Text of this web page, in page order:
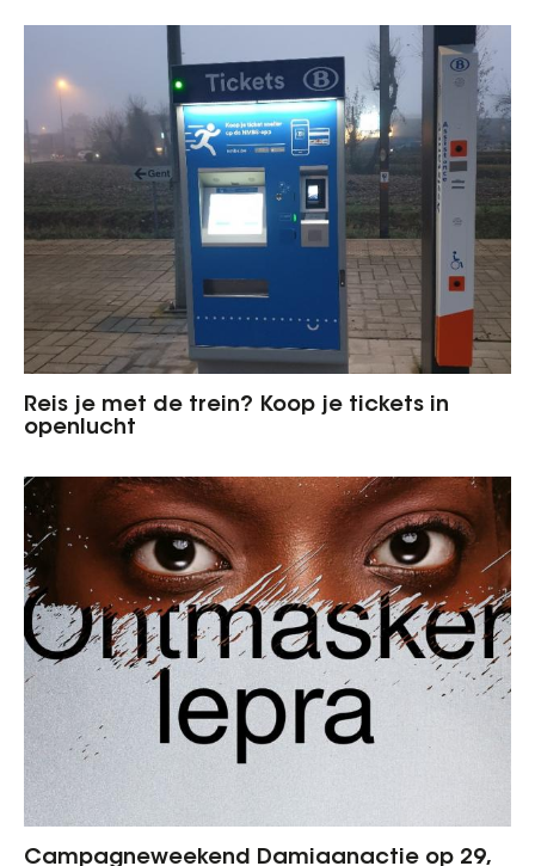
Reis je met de trein? Koop je tickets in
openlucht
Campagneweekend Damiaanactie op 29,